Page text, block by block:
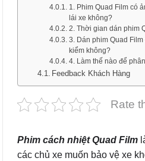
1. Phim Quad Film có
lái xe không?
2. Thời gian dán phim
3. Dán phim Quad
kiểm không?
4. Làm thế nào để
Feedback Khách Hàng
Rate
Phim cách nhiệt Quad Film
các chủ xe muốn bảo vệ xe